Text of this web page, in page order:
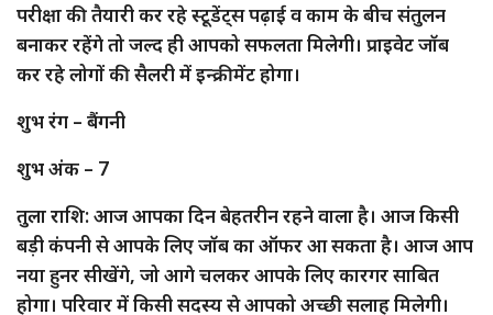
परीक्षा की तैयारी कर रहे स्टूडेंट्स पढ़ाई व काम के बीच संतुलन
बनाकर रहेंगे तो जल्द ही आपको सफलता मिलेगी। प्राइवेट जॉब
कर रहे लोगों की सैलरी में इन्क्रीमेंट होगा।
शुभ रंग – बैंगनी
शुभ अंक – 7
तुला राशि: आज आपका दिन बेहतरीन रहने वाला है। आज किसी
बड़ी कंपनी से आपके लिए जॉब का ऑफर आ सकता है। आज आप
नया हुनर सीखेंगे, जो आगे चलकर आपके लिए कारगर साबित
होगा। परिवार में किसी सदस्य से आपको अच्छी सलाह मिलेगी।